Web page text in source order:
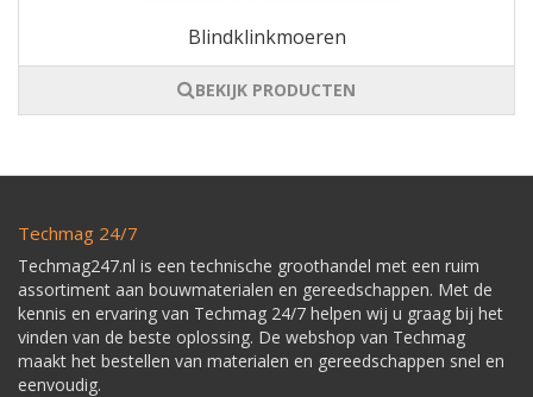
Blindklinkmoeren
BEKIJK PRODUCTEN
Techmag 24/7
Techmag247.nl is een technische groothandel met een ruim
assortiment aan bouwmaterialen en gereedschappen. Met de
kennis en ervaring van Techmag 24/7 helpen wij u graag bij het
vinden van de beste oplossing. De webshop van Techmag
maakt het bestellen van materialen en gereedschappen snel en
eenvoudig.